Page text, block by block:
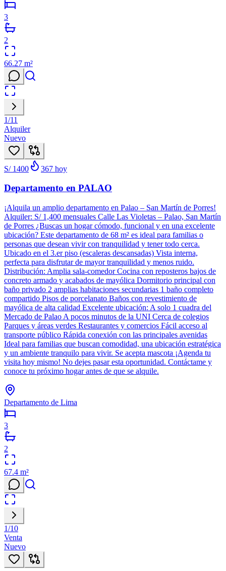
3
2
66.27 m²
1/11
Alquiler
Nuevo
S/ 1400 367 hoy
Departamento en PALAO
¡Alquila un amplio departamento en Palao – San Martín de Porres!
Alquiler: S/ 1,400 mensuales Calle Las Violetas – Palao, San Martín
de Porres ¿Buscas un hogar cómodo, funcional y en una excelente
ubicación? Este departamento de 68 m² es ideal para familias o
personas que desean vivir con tranquilidad y tener todo cerca.
Ubicado en el 3.er piso (escaleras descansadas) Vista interna,
perfecta para disfrutar de mayor tranquilidad y menos ruido.
Distribución: Amplia sala-comedor Cocina con reposteros bajos de
concreto armado y acabados de mayólica Dormitorio principal con
baño privado 2 amplias habitaciones secundarias 1 baño completo
compartido Pisos de porcelanato Baños con revestimiento de
mayólica de alta calidad Excelente ubicación: A solo 1 cuadra del
Mercado de Palao A pocos minutos de la UNI Cerca de colegios
Parques y áreas verdes Restaurantes y comercios Fácil acceso al
transporte público Rápida conexión con las principales avenidas
Ideal para familias que buscan comodidad, una ubicación estratégica
y un ambiente tranquilo para vivir. Se acepta mascota ¡Agenda tu
visita hoy mismo! No dejes pasar esta oportunidad. Contáctame y
conoce tu próximo hogar antes de que se alquile.
Departamento de Lima
3
2
67.4 m²
1/10
Venta
Nuevo